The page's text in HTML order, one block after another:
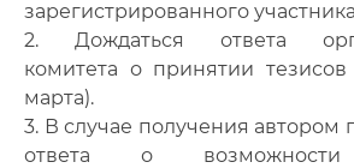
зарегистрированного
2. Дождаться ответа
комитета о принятии
марта).
3. В случае получения автором
ответа о возможности